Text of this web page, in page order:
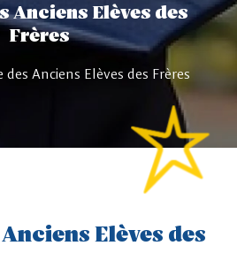
Anciens Elèves des
Frères
Anciens Elèves des Frères
Elèves des